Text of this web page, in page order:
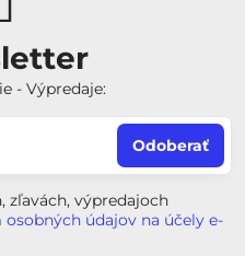
- Výpredaje:
Odoberať
zľavách, výpredajoch
údajov na účely e-